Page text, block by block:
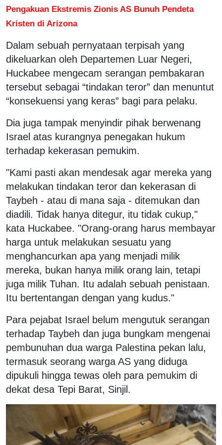
Pengakuan Ekstremis Zionis AS Bunuh Pendeta
Kristen di Arizona
Dalam sebuah pernyataan terpisah yang
dikeluarkan oleh Departemen Luar Negeri,
Huckabee mengecam serangan pembakaran
tersebut sebagai “tindakan teror” dan menuntut
“konsekuensi yang keras” bagi para pelaku.
Dia juga tampak menyindir pihak berwenang
Israel atas kurangnya penegakan hukum
terhadap kekerasan pemukim.
"Kami pasti akan mendesak agar mereka yang
melakukan tindakan teror dan kekerasan di
Taybeh - atau di mana saja - ditemukan dan
diadili. Tidak hanya ditegur, itu tidak cukup,"
kata Huckabee. "Orang-orang harus membayar
harga untuk melakukan sesuatu yang
menghancurkan apa yang menjadi milik
mereka, bukan hanya milik orang lain, tetapi
juga milik Tuhan. Itu adalah sebuah penistaan.
Itu bertentangan dengan yang kudus."
Para pejabat Israel belum mengutuk serangan
terhadap Taybeh dan juga bungkam mengenai
pembunuhan dua warga Palestina pekan lalu,
termasuk seorang warga AS yang diduga
dipukuli hingga tewas oleh para pemukim di
dekat desa Tepi Barat, Sinjil.